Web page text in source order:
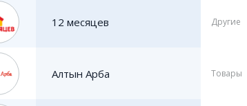
12 месяцев Другие
Алтын Арба Товары